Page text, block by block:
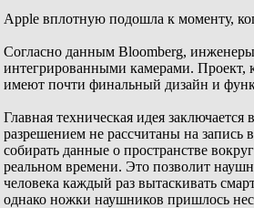
Apple вплотную подошла к моменту,
Согласно данным Bloomberg,
интегрированными камерами. Проект,
имеют почти финальный дизайн и
Главная техническая идея
разрешением не рассчитаны на запись
собирать данные о пространстве
реальном времени. Это позволит
человека каждый раз вытаскивать
однако ножки наушников пришлось